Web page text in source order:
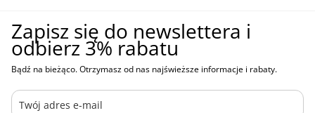
Zapisz się do newslettera i
odbierz 3% rabatu
Bądź na bieżąco. Otrzymasz od nas najświeższe informacje i rabaty.